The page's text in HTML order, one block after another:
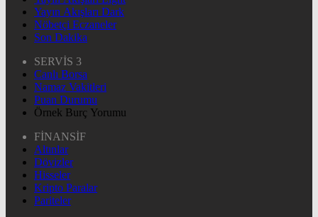
Yayın Akışları Dark
Nöbetçi Eczaneler
Son Dakika
SERVİS 3
Canlı Borsa
Namaz Vakitleri
Puan Durumu
Örnek Burç Yorumu
FİNANSİF
Altınlar
Dövizler
Hisseler
Kripto Paralar
Pariteler